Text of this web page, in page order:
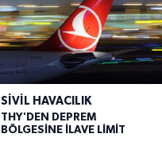
SIVIL HAVACILIK
THY'DEN DEPREM
BÖLGESİNE İLAVE LİMİT